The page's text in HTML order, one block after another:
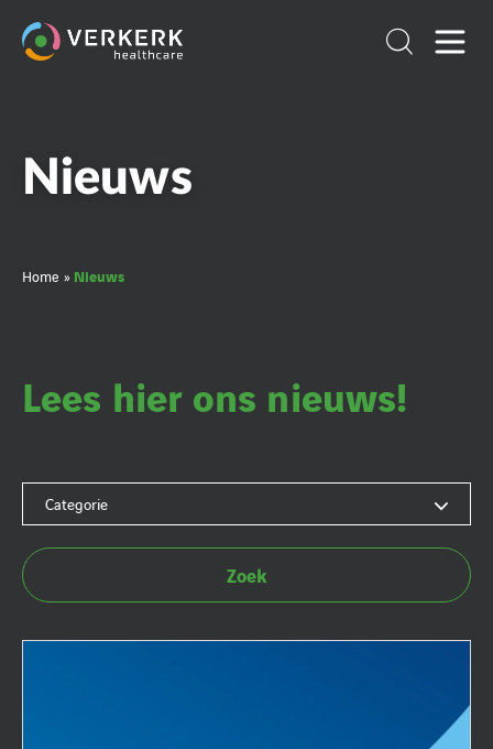
Nieuws
Home » Nieuws
Lees hier ons nieuws!
Categorie
Zoek